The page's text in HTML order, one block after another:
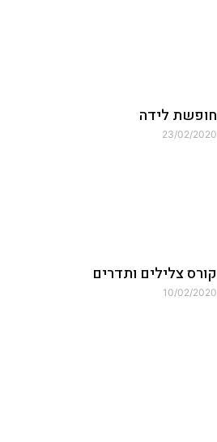
חופשת לידה
23/02/2020
קורס צלילים ותדרים
10/02/2020